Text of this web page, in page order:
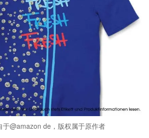
于@amazon de，版权属于原作者